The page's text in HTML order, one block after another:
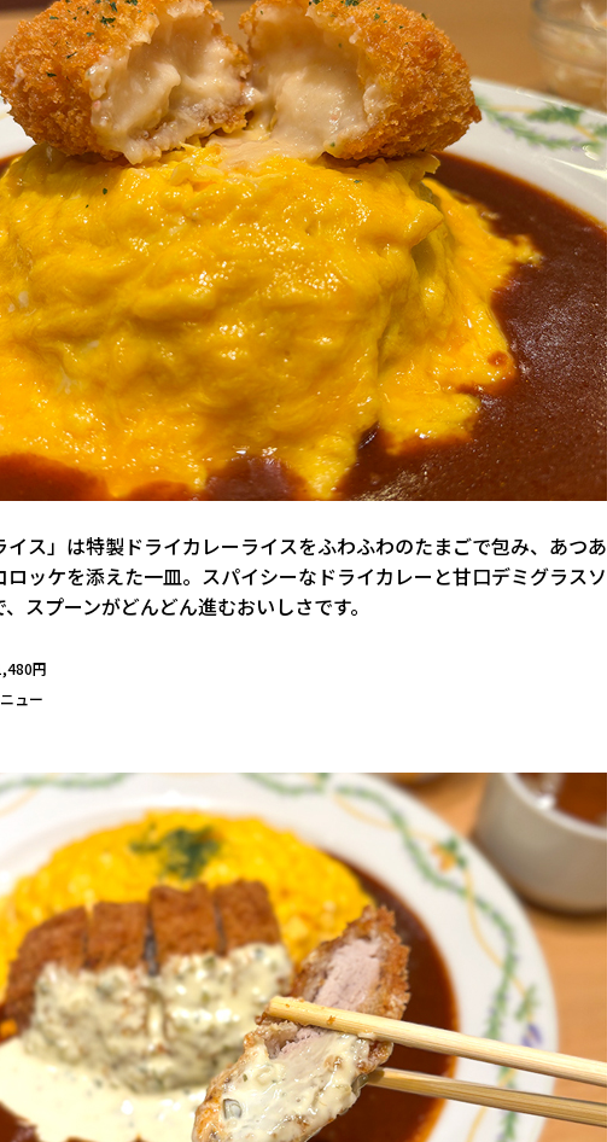
イス」は特製ドライカレーライスをふわふわのたまごで包み、あつあ
ッケを添えた一皿。スパイシーなドライカレーと甘口デミグラスソ
スプーンがどんどん進むおいしさです。
円
ュー